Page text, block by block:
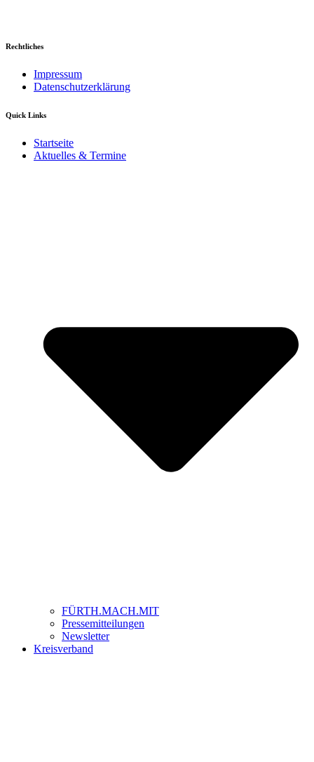
Rechtliches
Impressum
Datenschutzerklärung
Quick Links
Startseite
Aktuelles & Termine
FÜRTH.MACH.MIT
Pressemitteilungen
Newsletter
Kreisverband